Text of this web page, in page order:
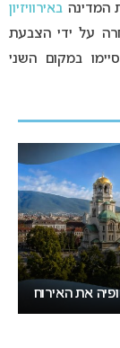
באירוויזיון
על ידי הצבעת
במקום השני